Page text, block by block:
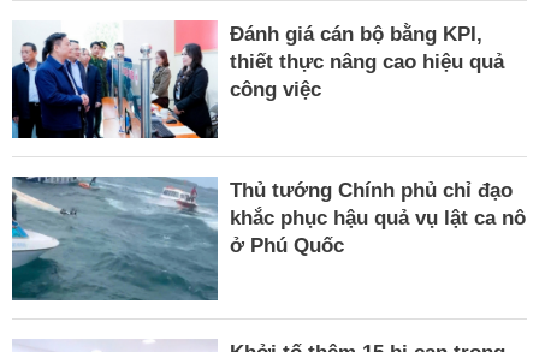
Đánh giá cán bộ bằng KPI,
thiết thực nâng cao hiệu quả
công việc
Thủ tướng Chính phủ chỉ đạo
khắc phục hậu quả vụ lật ca nô
ở Phú Quốc